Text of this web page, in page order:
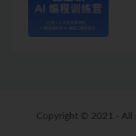
Copyright © 2021 - All